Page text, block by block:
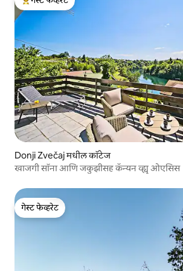
टॉप गेस्ट फेव्हरेट
Donji Zvečaj मधील कॉटेज
खाजगी सॉना आणि जकुझीसह कॅन्यन व्ह्यू ओएसिस
गेस्ट फेव्हरेट
गेस्ट फेव्हरेट